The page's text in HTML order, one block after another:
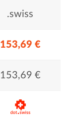
.swiss
153,69 €
153,69 €